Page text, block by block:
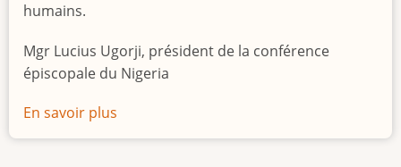
humains.
Mgr Lucius Ugorji, président de la conférence
épiscopale du Nigeria
En savoir plus
Le